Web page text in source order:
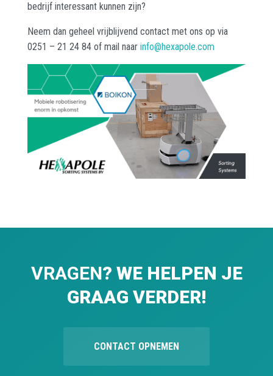
bedrijf interessant kunnen zijn?
Neem dan geheel vrijblijvend contact met ons op via
0251 – 21 24 84 of mail naar info@hexapole.com
VRAGEN? WE HELPEN JE
GRAAG VERDER!
CONTACT OPNEMEN